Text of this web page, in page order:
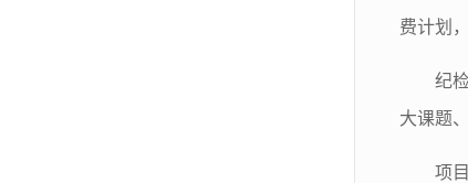
费计划
纪
大课题
项